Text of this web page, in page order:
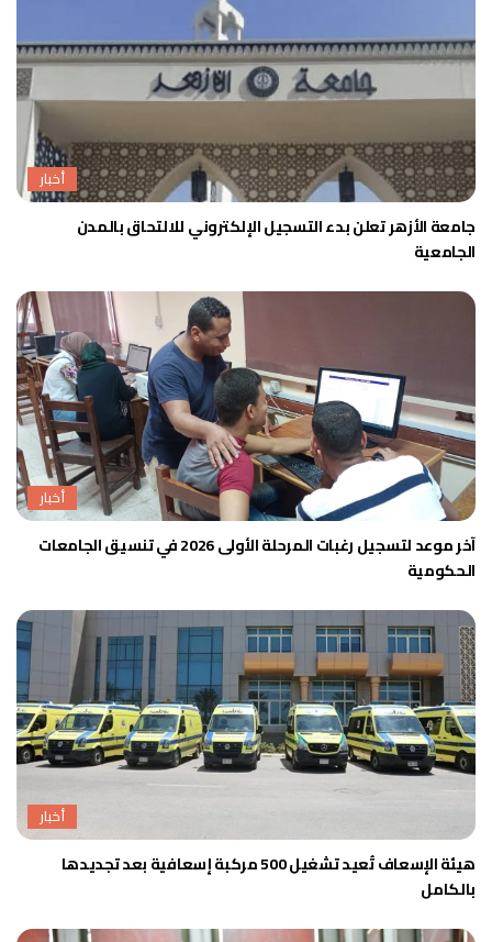
أخبار
جامعة الأزهر تعلن بدء التسجيل الإلكتروني للالتحاق بالمدن
الجامعية
أخبار
آخر موعد لتسجيل رغبات المرحلة الأولى 2026 في تنسيق الجامعات
الحكومية
أخبار
هيئة الإسعاف تُعيد تشغيل 500 مركبة إسعافية بعد تجديدها
بالكامل